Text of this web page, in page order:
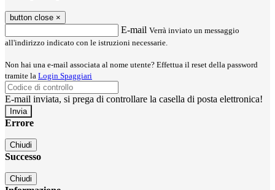
button close ×
E-mail Verrà inviato un messaggio
all'indirizzo indicato con le istruzioni necessarie.
Non hai una e-mail associata al nome utente? Effettua il reset della password
tramite la Login Spaggiari
E-mail inviata, si prega di controllare la casella di posta elettronica!
Errore
Chiudi
Successo
Chiudi